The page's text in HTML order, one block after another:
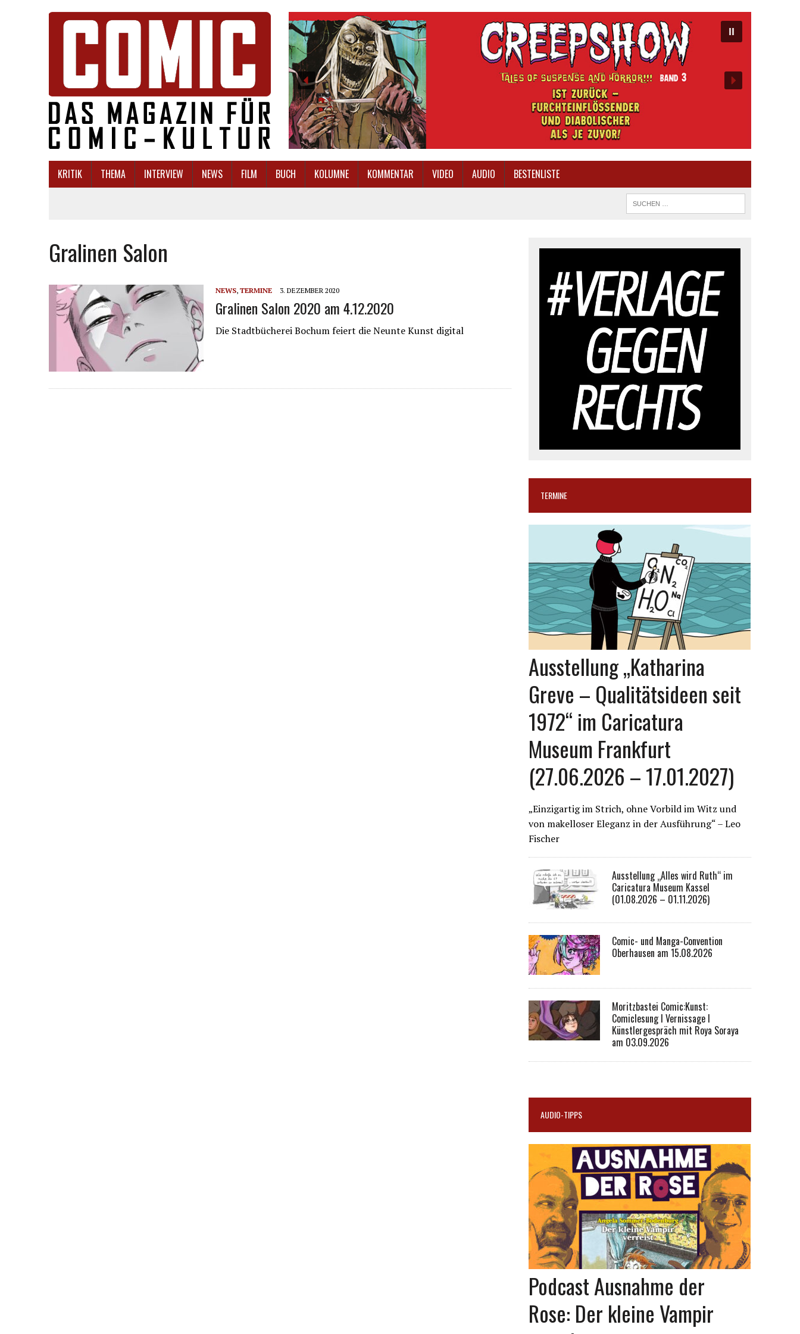
KRITIK THEMA INTERVIEW NEWS FILM BUCH KOLUMNE KOMMENTAR VIDEO AUDIO BESTENLISTE
Gralinen Salon
NEWS, TERMINE 3. DEZEMBER 2020
Gralinen Salon 2020 am 4.12.2020
Die Stadtbücherei Bochum feiert die Neunte Kunst digital
TERMINE
Ausstellung „Katharina
Greve – Qualitätsideen seit
1972“ im Caricatura
Museum Frankfurt
(27.06.2026 – 17.01.2027)
„Einzigartig im Strich, ohne Vorbild im Witz und
von makelloser Eleganz in der Ausführung“ – Leo
Fischer
Ausstellung „Alles wird Ruth“ im
Caricatura Museum Kassel
(01.08.2026 – 01.11.2026)
Comic- und Manga-Convention
Oberhausen am 15.08.2026
Moritzbastei Comic:Kunst:
Comiclesung I Vernissage I
Künstlergespräch mit Roya Soraya
am 03.09.2026
AUDIO-TIPPS
Podcast Ausnahme der
Rose: Der kleine Vampir